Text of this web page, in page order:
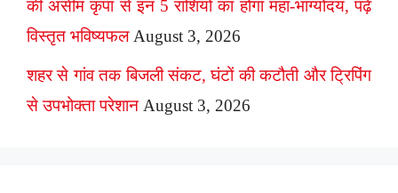
की असीम कृपा से इन 5 राशियों का होगा महा-भाग्योदय, पढ़ें
विस्तृत भविष्यफल August 3, 2026
शहर से गांव तक बिजली संकट, घंटों की कटौती और ट्रिपिंग
से उपभोक्ता परेशान August 3, 2026